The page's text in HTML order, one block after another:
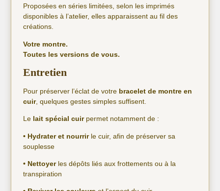
Proposées en séries limitées, selon les imprimés
disponibles à l’atelier, elles apparaissent au fil des
créations.
Votre montre.
Toutes les versions de vous.
Entretien
Pour préserver l’éclat de votre bracelet de montre en
cuir, quelques gestes simples suffisent.
Le lait spécial cuirpermet notamment de :
• Hydrater et nourrir le cuir, afin de préserver sa
souplesse
• Nettoyer les dépôts liés aux frottements ou à la
transpiration